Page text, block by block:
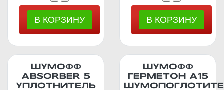
ШУМОФФ
ABSORBER 5
УПЛОТНИТЕЛЬ
ШУМОФФ
ГЕРМЕТОН А15